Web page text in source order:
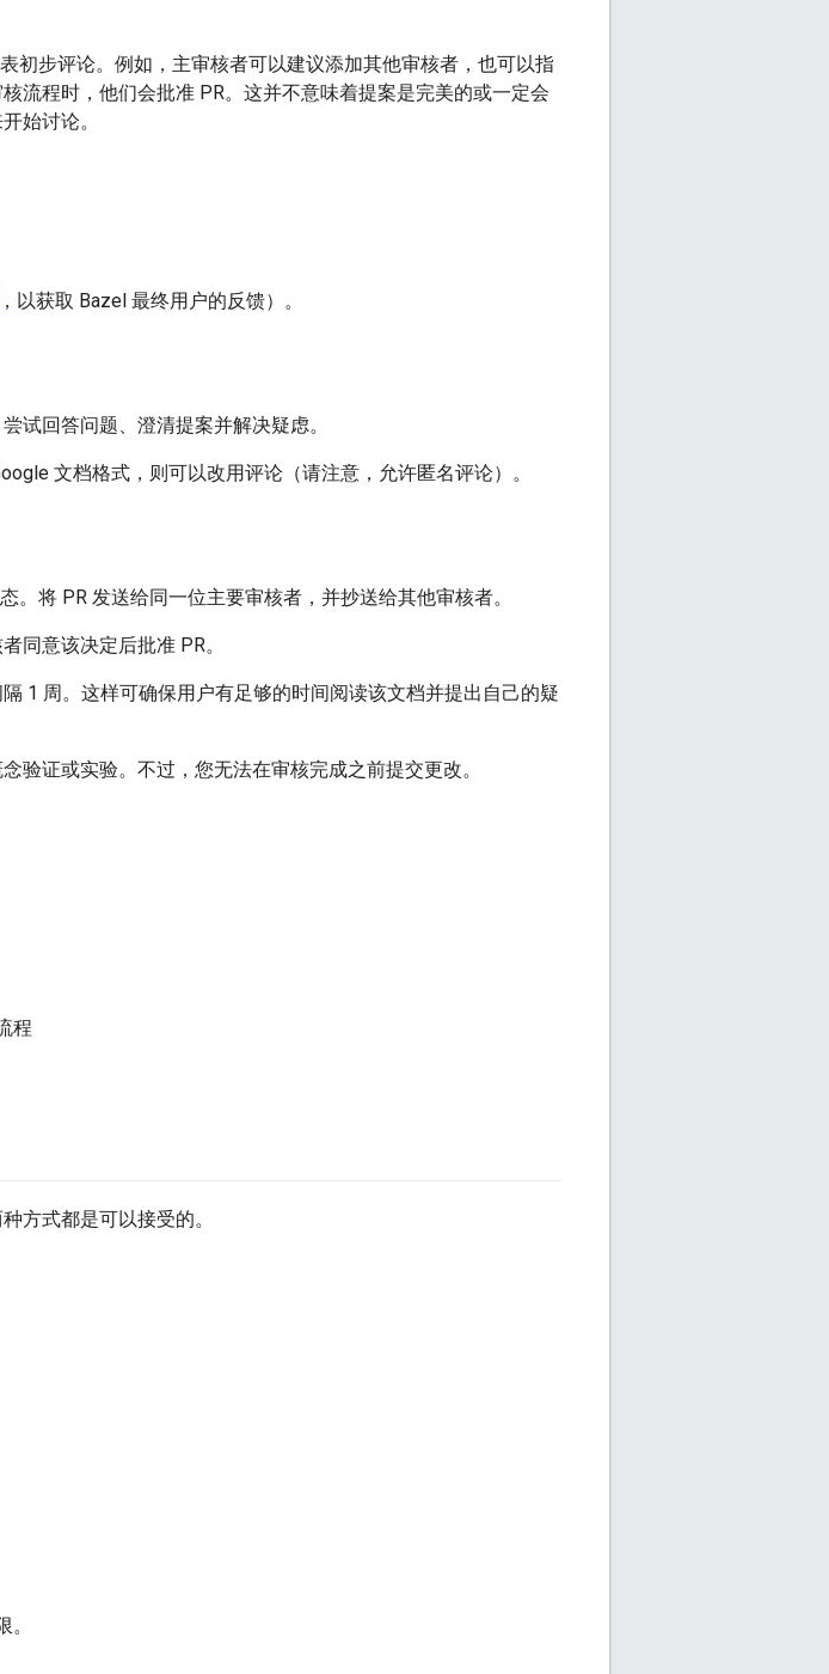
初步评论。例如，主审核者可以建议添加其他审核者，也可以指
流程时，他们会批准 PR。这并不意味着提案是完美的或一定会
始讨论。
，以获取 Bazel 最终用户的反馈）。
试回答问题、澄清提案并解决疑虑。
文档格式，则可以改用评论（请注意，允许匿名评论）。
。将 PR 发送给同一位主要审核者，并抄送给其他审核者。
同意该决定后批准 PR。
1 周。这样可确保用户有足够的时间阅读该文档并提出自己的疑
验证或实验。不过，您无法在审核完成之前提交更改。
程
方式都是可以接受的。